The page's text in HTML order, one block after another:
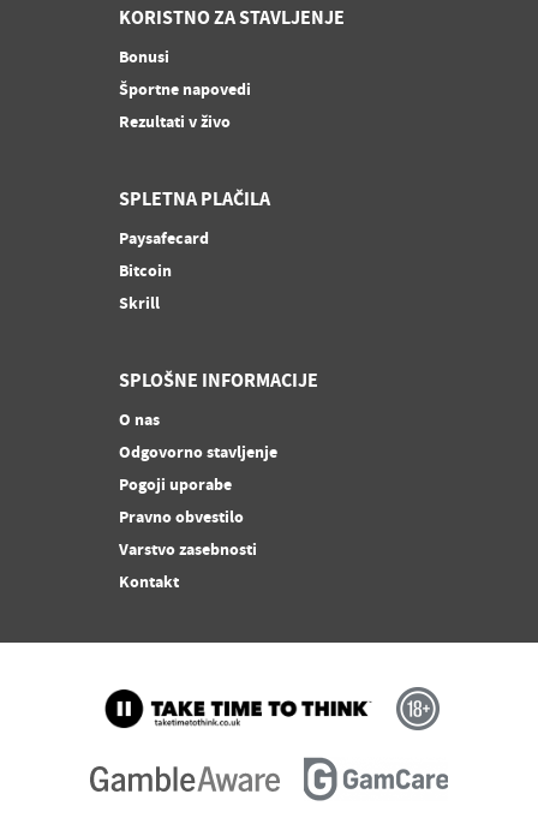
KORISTNO ZA STAVLJENJE
Bonusi
Športne napovedi
Rezultati v živo
SPLETNA PLAČILA
Paysafecard
Bitcoin
Skrill
SPLOŠNE INFORMACIJE
O nas
Odgovorno stavljenje
Pogoji uporabe
Pravno obvestilo
Varstvo zasebnosti
Kontakt